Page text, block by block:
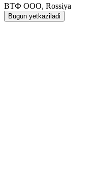
ВТФ ООО, Rossiya
Bugun yetkaziladi